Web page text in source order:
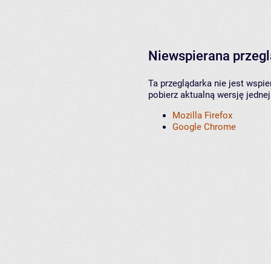
Niewspierana
Ta przeglądarka nie jest
pobierz aktualną wersję
Mozilla Firefox
Google Chrome